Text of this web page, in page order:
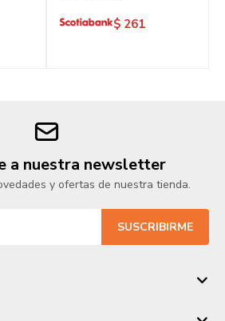
$ 261
a nuestra newsletter
y ofertas de nuestra tienda.
SUSCRIBIRME